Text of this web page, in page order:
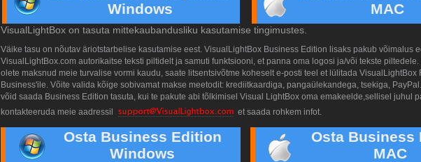
Windows
MAC
VisualLightBox on tasuta mittekaubandusliku kasutamise tingimustes.
Väike tasu on nõutav äriotstarbelise kasutamise eest. VisualLightBox Business Edition lisaks pakub võimalus
VisualLightBox.com autorikaitse teksti piltidelt ja samuti funktsiooni, et panna oma logosi ja/või tekste piltedele.
olete maksnud meie turvalise vormi kaudu, saate litsentsivõtme koheselt e-posti teel et lülitada VisualLightBox
Business'ile. Võite valida kõige sobivamat makse meetodit: krediitkaardiga, pangaülekandega, tsekiga,
võid saada Business Edition tasuta, kui te pakute abi tõlkimisel Visual LightBox oma emakeelde,sellisel juhul
kontakteeruda meie aadressil
et saada rohkem infot.
Osta Business Edition
Windows
Osta Business
MAC